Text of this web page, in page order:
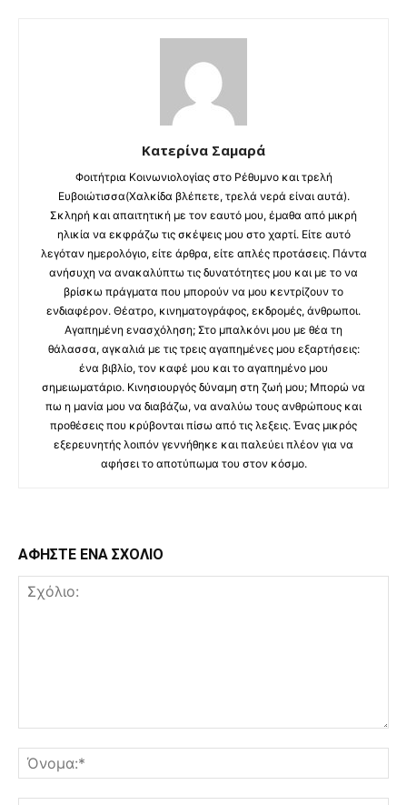
Κατερίνα Σαμαρά
Φοιτήτρια Κοινωνιολογίας στο Ρέθυμνο και τρελή
Ευβοιώτισσα(Χαλκίδα βλέπετε, τρελά νερά είναι αυτά).
Σκληρή και απαιτητική με τον εαυτό μου, έμαθα από μικρή
ηλικία να εκφράζω τις σκέψεις μου στο χαρτί. Είτε αυτό
λεγόταν ημερολόγιο, είτε άρθρα, είτε απλές προτάσεις. Πάντα
ανήσυχη να ανακαλύπτω τις δυνατότητες μου και με το να
βρίσκω πράγματα που μπορούν να μου κεντρίζουν το
ενδιαφέρον. Θέατρο, κινηματογράφος, εκδρομές, άνθρωποι.
Αγαπημένη ενασχόληση; Στο μπαλκόνι μου με θέα τη
θάλασσα, αγκαλιά με τις τρεις αγαπημένες μου εξαρτήσεις:
ένα βιβλίο, τον καφέ μου και το αγαπημένο μου
σημειωματάριο. Κινησιουργός δύναμη στη ζωή μου; Μπορώ να
πω η μανία μου να διαβάζω, να αναλύω τους ανθρώπους και
προθέσεις που κρύβονται πίσω από τις λεξεις. Ένας μικρός
εξερευνητής λοιπόν γεννήθηκε και παλεύει πλέον για να
αφήσει το αποτύπωμα του στον κόσμο.
ΑΦΗΣΤΕ ΕΝΑ ΣΧΟΛΙΟ